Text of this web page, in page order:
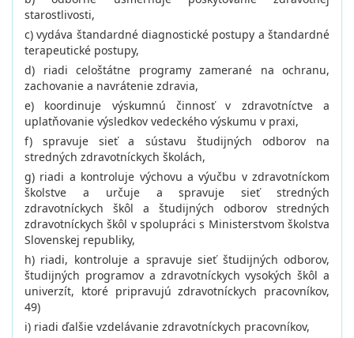
starostlivosti,
c) vydáva štandardné diagnostické postupy a štandardné
terapeutické postupy,
d) riadi celoštátne programy zamerané na ochranu,
zachovanie a navrátenie zdravia,
e) koordinuje výskumnú činnosť v zdravotníctve a
uplatňovanie výsledkov vedeckého výskumu v praxi,
f) spravuje sieť a sústavu študijných odborov na
stredných zdravotníckych školách,
g) riadi a kontroluje výchovu a výučbu v zdravotníckom
školstve a určuje a spravuje sieť stredných
zdravotníckych škôl a študijných odborov stredných
zdravotníckych škôl v spolupráci s Ministerstvom školstva
Slovenskej republiky,
h) riadi, kontroluje a spravuje sieť študijných odborov,
študijných programov a zdravotníckych vysokých škôl a
univerzít, ktoré pripravujú zdravotníckych pracovníkov,
49)
i) riadi ďalšie vzdelávanie zdravotníckych pracovníkov,